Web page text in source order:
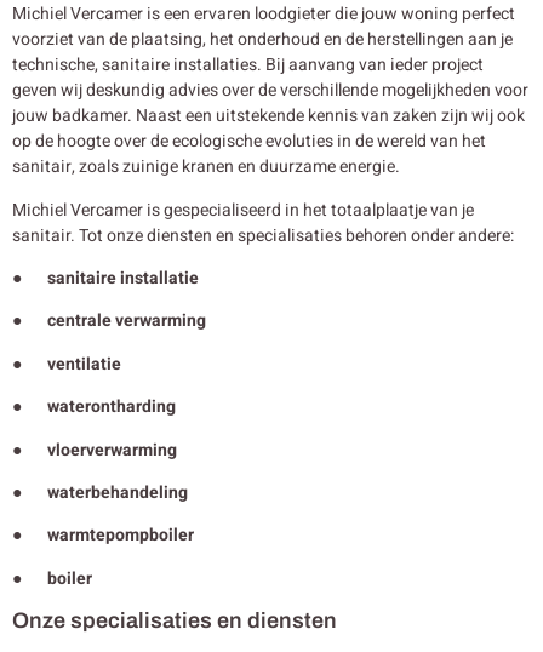
Michiel Vercamer is een ervaren loodgieter die jouw woning perfect
voorziet van de plaatsing, het onderhoud en de herstellingen aan je
technische, sanitaire installaties. Bij aanvang van ieder project
geven wij deskundig advies over de verschillende mogelijkheden voor
jouw badkamer. Naast een uitstekende kennis van zaken zijn wij ook
op de hoogte over de ecologische evoluties in de wereld van het
sanitair, zoals zuinige kranen en duurzame energie.
Michiel Vercamer is gespecialiseerd in het totaalplaatje van je
sanitair. Tot onze diensten en specialisaties behoren onder andere:
● sanitaire installatie
● centrale verwarming
● ventilatie
● waterontharding
● vloerverwarming
● waterbehandeling
● warmtepompboiler
● boiler
Onze specialisaties en diensten